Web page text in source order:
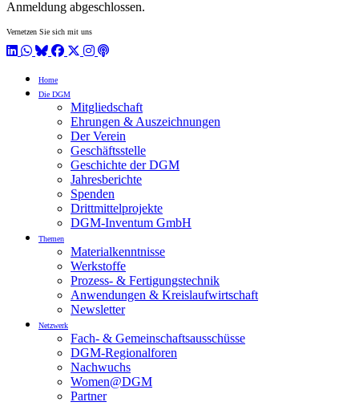
Anmeldung abgeschlossen.
Vernetzen Sie sich mit uns
LinkedIn
WhatsApp
BlueSky
Facebook
X / Twitter
Instagram
Podcast
Home
Die DGM
Mitgliedschaft
Ehrungen & Auszeichnungen
Der Verein
Geschäftsstelle
Geschichte der DGM
Jahresberichte
Spenden
Drittmittelprojekte
DGM-Inventum GmbH
Themen
Materialkenntnisse
Werkstoffe
Prozess- & Fertigungstechnik
Anwendungen & Kreislaufwirtschaft
Newsletter
Netzwerk
Fach- & Gemeinschaftsausschüsse
DGM-Regionalforen
Nachwuchs
Women@DGM
Partner